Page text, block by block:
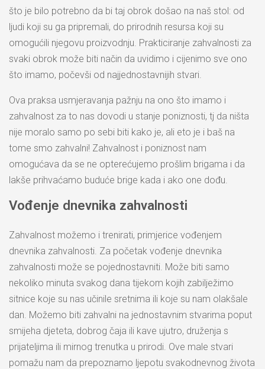
što je bilo potrebno da bi taj obrok došao na naš stol: od
ljudi koji su ga pripremali, do prirodnih resursa koji su
omogućili njegovu proizvodnju. Prakticiranje zahvalnosti za
svaki obrok može biti način da uvidimo i cijenimo sve ono
što imamo, počevši od najjednostavnijih stvari.
Ova praksa usmjeravanja pažnju na ono što imamo i
zahvalnost za to nas dovodi u stanje poniznosti, tj da ništa
nije moralo samo po sebi biti kako je, ali eto je i baš na
tome smo zahvalni! Zahvalnost i poniznost nam
omogućava da se ne opterećujemo prošlim brigama i da
lakše prihvaćamo buduće brige kada i ako one dođu.
Vođenje dnevnika zahvalnosti
Zahvalnost možemo i trenirati, primjerice vođenjem
dnevnika zahvalnosti. Za početak vođenje dnevnika
zahvalnosti može se pojednostavniti. Može biti samo
nekoliko minuta svakog dana tijekom kojih zabilježimo
sitnice koje su nas učinile sretnima ili koje su nam olakšale
dan. Možemo biti zahvalni na jednostavnim stvarima poput
smijeha djeteta, dobrog čaja ili kave ujutro, druženja s
prijateljima ili mirnog trenutka u prirodi. Ove male stvari
pomažu nam da prepoznamo ljepotu svakodnevnog života